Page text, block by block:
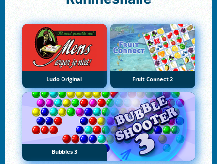
Ludo Original Fruit Connect 2
Bubbles 3